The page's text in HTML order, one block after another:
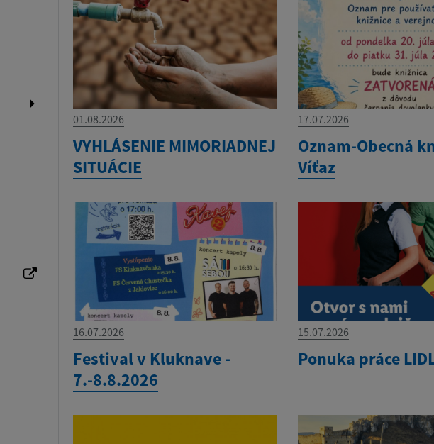
01.08.2026
VYHLÁSENIE MIMORIADNEJ
SITUÁCIE
17.07.2026
Oznam-Obecná
Víťaz
16.07.2026
Festival v Kluknave -
7.-8.8.2026
15.07.2026
Ponuka práce